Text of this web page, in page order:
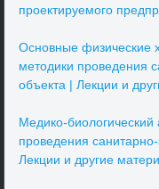
проектируемого
Основные физические
методики проведения
объекта | Лекции и
Медико-биологический
проведения санитарно-
Лекции и другие